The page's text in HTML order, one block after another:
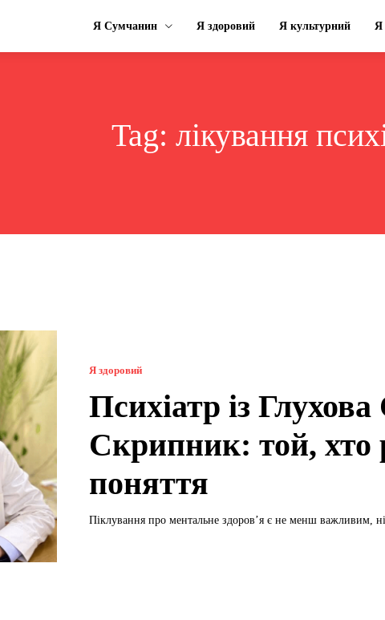
Я Сумчанин Я здоровий Я культурний Я
Tag: лікування
Я здоровий
Психіатр із
Скрипник: той, хто
поняття
Піклування про ментальне здоров’я є не менш важливим,